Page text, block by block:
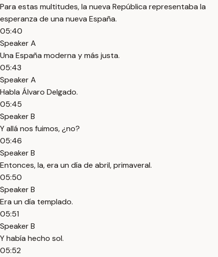
Para estas multitudes, la nueva República representaba la
esperanza de una nueva España.
05:40
Speaker A
Una España moderna y más justa.
05:43
Speaker A
Habla Álvaro Delgado.
05:45
Speaker B
Y allá nos fuimos, ¿no?
05:46
Speaker B
Entonces, la, era un día de abril, primaveral.
05:50
Speaker B
Era un día templado.
05:51
Speaker B
Y había hecho sol.
05:52